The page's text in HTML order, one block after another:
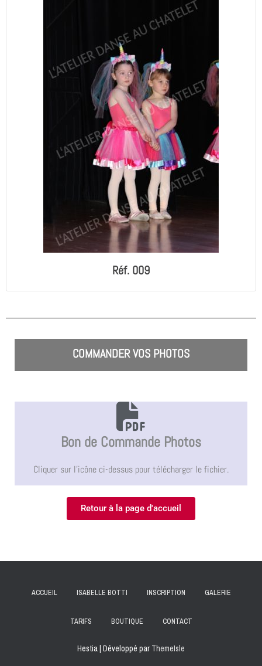
Réf. 009
COMMANDER VOS PHOTOS
Bon de Commande Photos
Cliquer sur l'icône ci-dessus pour télécharger le fichier.
Retour à la page d'accueil
ACCUEIL ISABELLE BOTTI INSCRIPTION GALERIE
TARIFS BOUTIQUE CONTACT
Hestia | Développé par ThemeIsle